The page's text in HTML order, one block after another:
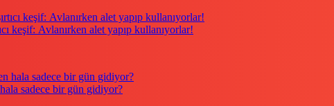
keşif: Avlanırken alet yapıp kullanıyorlar!
sadece bir gün gidiyor?